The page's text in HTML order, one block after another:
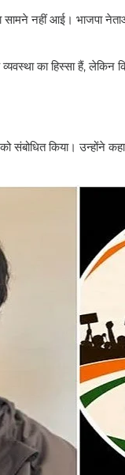
नहीं आई। भाजपा
का हिस्सा हैं, लेकिन
संबोधित किया। उन्होंने